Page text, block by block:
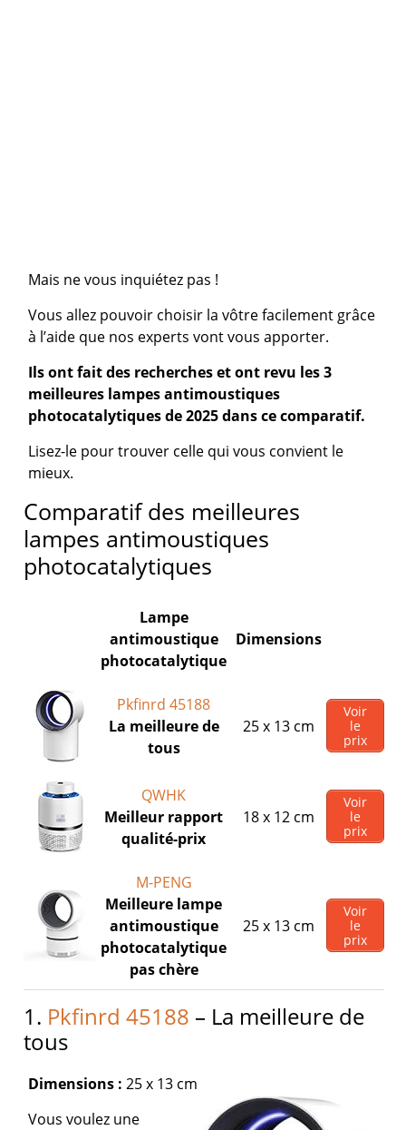
Mais ne vous inquiétez pas !
Vous allez pouvoir choisir la vôtre facilement grâce
à l’aide que nos experts vont vous apporter.
Ils ont fait des recherches et ont revu les 3
meilleures lampes antimoustiques
photocatalytiques de 2025 dans ce comparatif.
Lisez-le pour trouver celle qui vous convient le
mieux.
Comparatif des meilleures
lampes antimoustiques
photocatalytiques
Lampe
antimoustique
photocatalytique
Dimensions
Pkfinrd 45188
La meilleure de
tous
25 x 13 cm
Voir
le
prix
QWHK
Meilleur rapport
qualité-prix
18 x 12 cm
Voir
le
prix
M-PENG
Meilleure lampe
antimoustique
photocatalytique
pas chère
25 x 13 cm
Voir
le
prix
1. Pkfinrd 45188 – La meilleure de
tous
Dimensions :25 x 13 cm
Vous voulez une